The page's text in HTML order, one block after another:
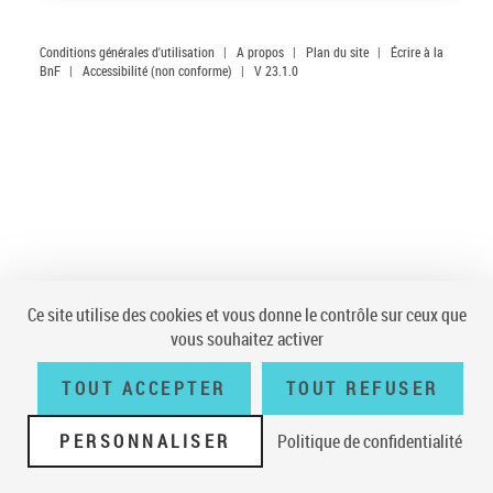
Conditions générales d'utilisation | A propos | Plan du site |
Écrire à la
BnF | Accessibilité (non conforme) | V 23.1.0
Ce site utilise des cookies et vous donne le contrôle sur ceux que
vous souhaitez activer
TOUT ACCEPTER TOUT REFUSER
PERSONNALISER Politique de confidentialité